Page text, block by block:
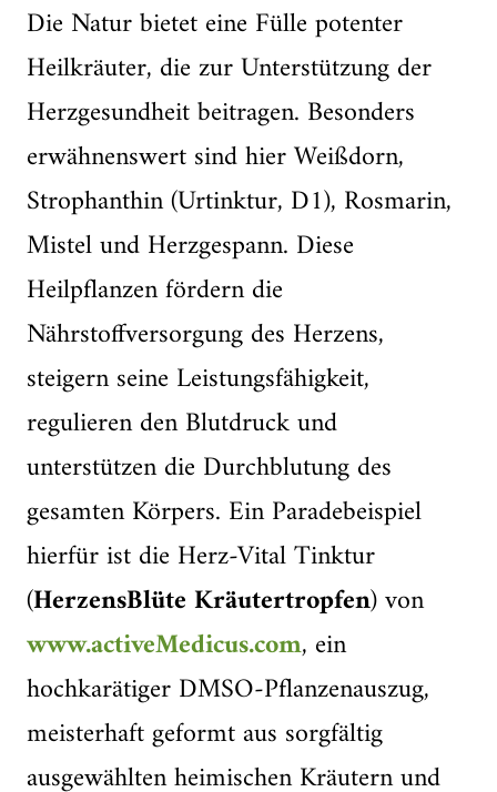
Die Natur bietet eine Fülle potenter
Heilkräuter, die zur Unterstützung der
Herzgesundheit beitragen. Besonders
erwähnenswert sind hier Weißdorn,
Strophanthin (Urtinktur, D1), Rosmarin,
Mistel und Herzgespann. Diese
Heilpflanzen fördern die
Nährstoffversorgung des Herzens,
steigern seine Leistungsfähigkeit,
regulieren den Blutdruck und
unterstützen die Durchblutung des
gesamten Körpers. Ein Paradebeispiel
hierfür ist die Herz-Vital Tinktur
(HerzensBlüte Kräutertropfen) von
www.activeMedicus.com, ein
hochkarätiger DMSO-Pflanzenauszug,
meisterhaft geformt aus sorgfältig
ausgewählten heimischen Kräutern und